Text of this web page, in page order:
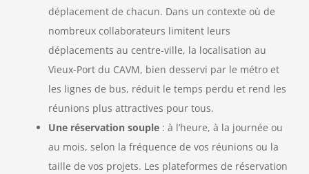
déplacement de chacun. Dans un contexte où de
nombreux collaborateurs limitent leurs
déplacements au centre-ville, la localisation au
Vieux-Port du CAVM, bien desservi par le métro et
les lignes de bus, réduit le temps perdu et rend les
réunions plus attractives pour tous.
Une réservation souple : à l’heure, à la journée ou
au mois, selon la fréquence de vos réunions ou la
taille de vos projets. Les plateformes de réservation